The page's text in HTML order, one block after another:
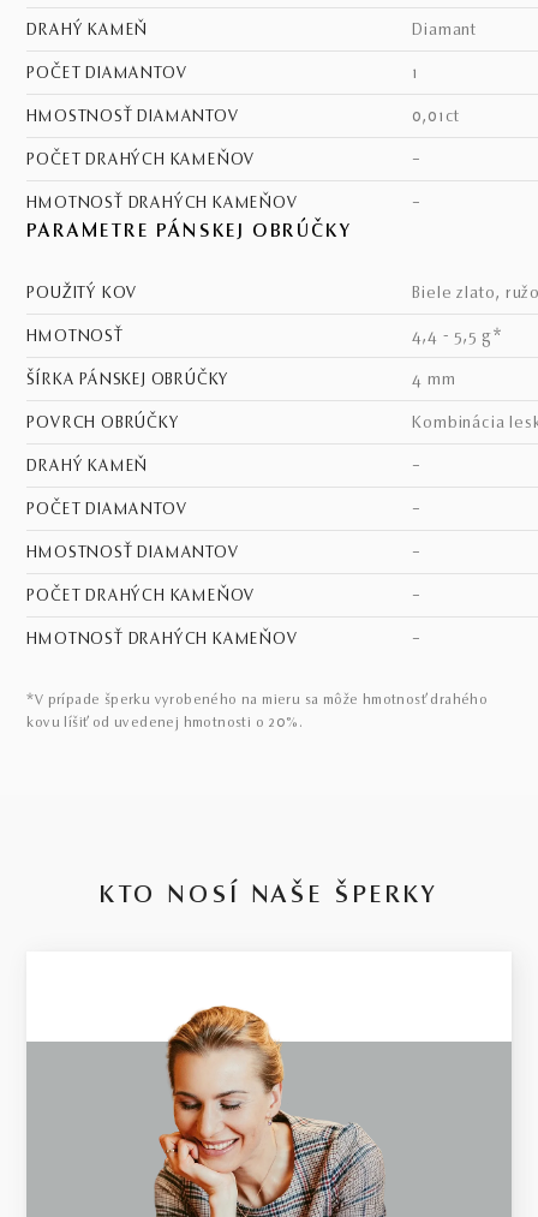
DRAHÝ KAMEŇ diamant
POČET DIAMANTOV 1
HMOSTNOSŤ DIAMANTOV 0,01ct
POČET DRAHÝCH KAMEŇOV –
HMOTNOSŤ DRAHÝCH KAMEŇOV –
PARAMETRE PÁNSKEJ OBRÚČKY
POUŽITÝ KOV biele zlato,
HMOTNOSŤ 4,4 - 5,5 g*
ŠÍRKA PÁNSKEJ OBRÚČKY 4 mm
POVRCH OBRÚČKY kombinácia
DRAHÝ KAMEŇ –
POČET DIAMANTOV –
HMOSTNOSŤ DIAMANTOV –
POČET DRAHÝCH KAMEŇOV –
HMOTNOSŤ DRAHÝCH KAMEŇOV –
*V prípade šperku vyrobeného na mieru sa môže hmotnosť drahého
kovu líšiť od uvedenej hmotnosti o 20%.
KTO NOSÍ NAŠE ŠPERKY